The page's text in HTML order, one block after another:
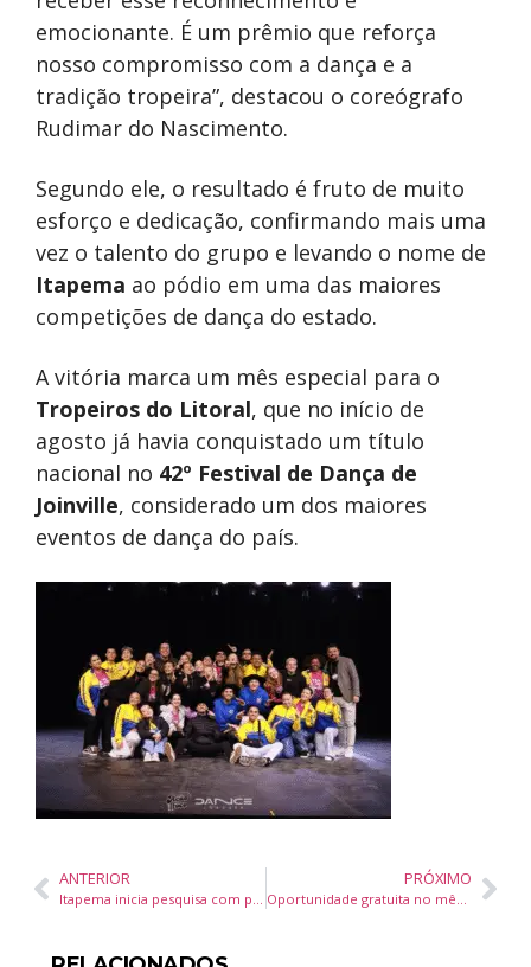
emocionante. É um prêmio que reforça
nosso compromisso com a dança e a
tradição tropeira”, destacou o coreógrafo
Rudimar do Nascimento.
Segundo ele, o resultado é fruto de muito
esforço e dedicação, confirmando mais uma
vez o talento do grupo e levando o nome de
Itapema ao pódio em uma das maiores
competições de dança do estado.
A vitória marca um mês especial para o
Tropeiros do Litoral, que no início de
agosto já havia conquistado um título
nacional no 42º Festival de Dança de
Joinville, considerado um dos maiores
eventos de dança do país.
ANTERIOR
Itapema inicia pesquisa com passageiros para revisão do Plano de Mobilidade Urbana
PRÓXIMO
Oportunidade gratuita no mês do corretor de imóveis: “Máquina de Fazer Dinheiro”, powerclass revela segredos para o sucesso na área